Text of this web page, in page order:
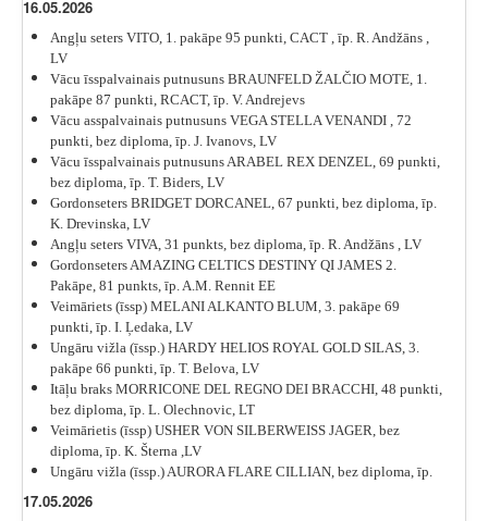
16.05.2026
Angļu seters VITO , 1. pakāpe 95 punkti, CACT , īp. R. Andžāns ,
LV
Vācu īsspalvainais putnusuns BRAUNFELD ŽALČIO MOTE, 1.
pakāpe 87 punkti, RCACT, īp. V. Andrejevs
Vācu asspalvainais putnusuns VEGA STELLA VENANDI , 72
punkti, bez diploma, īp. J. Ivanovs, LV
Vācu īsspalvainais putnusuns ARABEL REX DENZEL, 69 punkti,
bez diploma, īp. T. Biders, LV
Gordonseters BRIDGET DORCANEL , 67 punkti, bez diploma, īp.
K. Drevinska, LV
Angļu seters VIVA , 31 punkts, bez diploma, īp. R. Andžāns , LV
Gordonseters AMAZING CELTICS DESTINY QI JAMES 2.
Pakāpe, 81 punkts, īp. A.M. Rennit EE
Veimāriets (īssp) MELANI ALKANTO BLUM, 3. pakāpe 69
punkti, īp. I. Ļedaka, LV
Ungāru vižla (īssp.) HARDY HELIOS ROYAL GOLD SILAS, 3.
pakāpe 66 punkti, īp. T. Belova, LV
Itāļu braks MORRICONE DEL REGNO DEI BRACCHI , 48 punkti,
bez diploma, īp. L. Olechnovic, LT
Veimārietis (īssp) USHER VON SILBERWEISS JAGER, bez
diploma, īp. K. Šterna ,LV
Ungāru vižla (īssp.) AURORA FLARE CILLIAN, bez diploma,īp.
17.05.2026